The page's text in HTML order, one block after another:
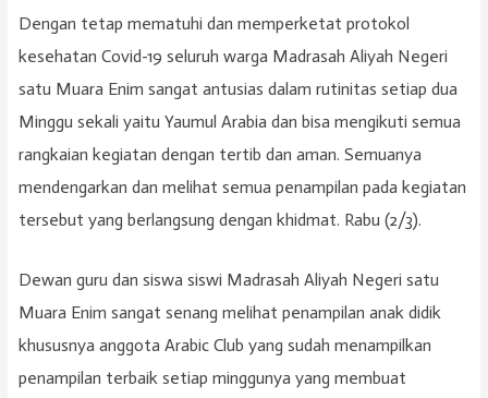
Dengan tetap mematuhi dan memperketat protokol
kesehatan Covid-19 seluruh warga Madrasah Aliyah Negeri
satu Muara Enim sangat antusias dalam rutinitas setiap dua
Minggu sekali yaitu Yaumul Arabia dan bisa mengikuti semua
rangkaian kegiatan dengan tertib dan aman. Semuanya
mendengarkan dan melihat semua penampilan pada kegiatan
tersebut yang berlangsung dengan khidmat. Rabu (2/3).
Dewan guru dan siswa siswi Madrasah Aliyah Negeri satu
Muara Enim sangat senang melihat penampilan anak didik
khususnya anggota Arabic Club yang sudah menampilkan
penampilan terbaik setiap minggunya yang membuat